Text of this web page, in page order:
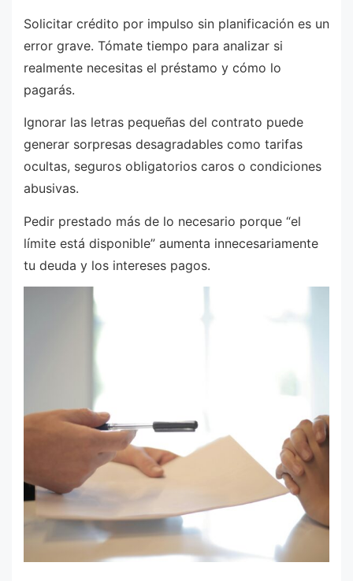
Solicitar crédito por impulso sin planificación es un
error grave. Tómate tiempo para analizar si
realmente necesitas el préstamo y cómo lo
pagarás.
Ignorar las letras pequeñas del contrato puede
generar sorpresas desagradables como tarifas
ocultas, seguros obligatorios caros o condiciones
abusivas.
Pedir prestado más de lo necesario porque “el
límite está disponible” aumenta innecesariamente
tu deuda y los intereses pagos.